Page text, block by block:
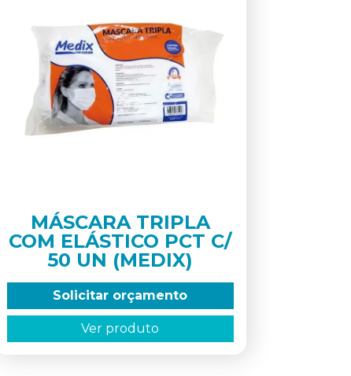
MÁSCARA TRIPLA
COM ELÁSTICO PCT C/
50 UN (MEDIX)
Solicitar orçamento
Ver produto